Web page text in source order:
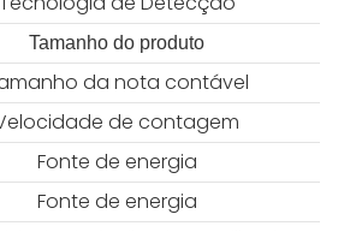
Tamanho do produto
da nota contável
de contagem
Fonte de energia
Fonte de energia